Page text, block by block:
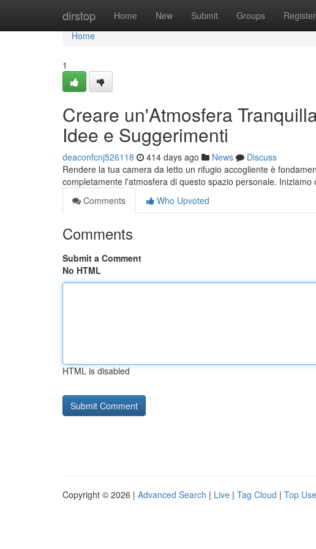
dirstop Home New Submit Groups Register
Home
Home
1
Creare un'Atmosfera
Idee e Suggerimenti
deaconfcnj526118 414 days ago News
Discuss
Rendere la tua camera da letto un rifugio accogliente è
completamente l'atmosfera di questo spazio personale. Iniziamo
Comments
Who Upvoted
Comments
Submit a Comment
No HTML
HTML is disabled
Copyright © 2026 | Advanced Search | Live | Tag Cloud | Top